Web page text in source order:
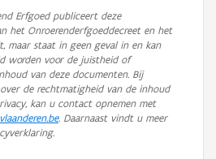
Erfgoed publiceert deze
het Onroerenderfgoeddecreet en het
maar staat in geen geval in en kan
worden voor de juistheid of
van deze documenten. Bij
de rechtmatigheid van de inhoud
kan u contact opnemen met
. Daarnaast vindt u meer